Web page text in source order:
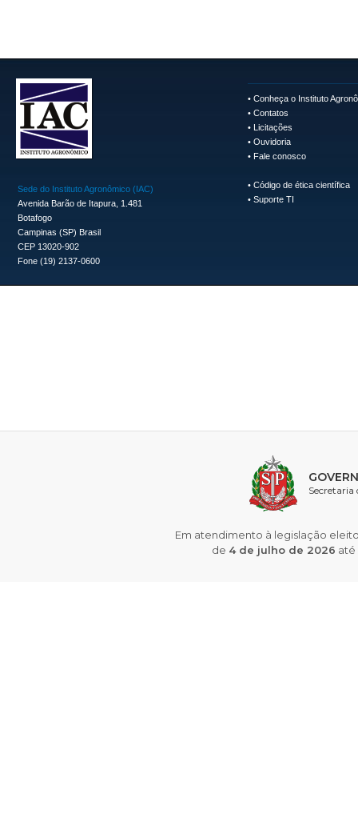
Sede do Instituto Agronômico (IAC)
Avenida Barão de Itapura, 1.481
Botafogo
Campinas (SP) Brasil
CEP 13020-902
Fone (19) 2137-0600
• Conheça o Instituto
• Contatos
• Licitações
• Ouvidoria
• Fale conosco
• Código de ética científica
• Suporte TI